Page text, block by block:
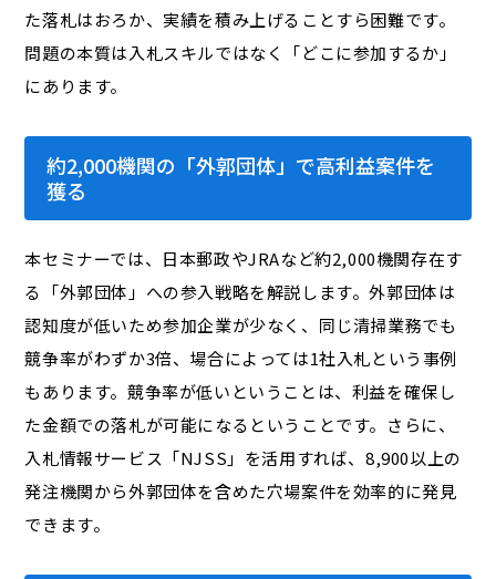
た落札はおろか、実績を積み上げることすら困難です。
問題の本質は入札スキルではなく「どこに参加するか」
にあります。
約2,000機関の「外郭団体」で高利益案件を
獲る
本セミナーでは、日本郵政やJRAなど約2,000機関存在す
る「外郭団体」への参入戦略を解説します。外郭団体は
認知度が低いため参加企業が少なく、同じ清掃業務でも
競争率がわずか3倍、場合によっては1社入札という事例
もあります。競争率が低いということは、利益を確保し
た金額での落札が可能になるということです。さらに、
入札情報サービス「NJSS」を活用すれば、8,900以上の
発注機関から外郭団体を含めた穴場案件を効率的に発見
できます。